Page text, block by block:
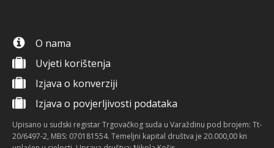
O nama
Uvjeti korištenja
Izjava o konverziji
Izjava o povjerljivosti podataka
Upisano u sudski registar Trgovačkog suda u Varaždinu pod brojem: Tt-
20/6497-2, MBS: 070181554. Temeljni kapital društva je 20.000,00 kn